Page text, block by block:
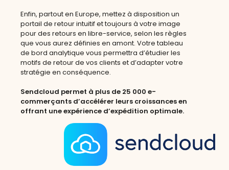
Enfin, partout en Europe, mettez à disposition un
portail de retour intuitif et toujours à votre image
pour des retours en libre-service, selon les règles
que vous aurez définies en amont. Votre tableau
de bord analytique vous permettra d’étudier les
motifs de retour de vos clients et d’adapter votre
stratégie en conséquence.
Sendcloud permet à plus de 25 000 e-
commerçants d’accélérer leurs croissances en
offrant une expérience d’expédition optimale.